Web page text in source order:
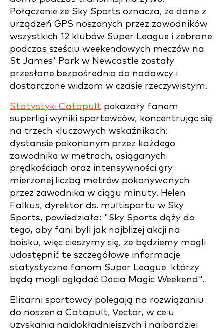
Połączenie ze Sky Sports oznacza, że dane z
urządzeń GPS noszonych przez zawodników
wszystkich 12 klubów Super League i zebrane
podczas sześciu weekendowych meczów na
St James' Park w Newcastle zostały
przesłane bezpośrednio do nadawcy i
dostarczone widzom w czasie rzeczywistym.
Statystyki Catapult pokazały fanom
superligi wyniki sportowców, koncentrując się
na trzech kluczowych wskaźnikach:
dystansie pokonanym przez każdego
zawodnika w metrach, osiąganych
prędkościach oraz intensywności gry
mierzonej liczbą metrów pokonywanych
przez zawodnika w ciągu minuty. Helen
Falkus, dyrektor ds. multisportu w Sky
Sports, powiedziała: "Sky Sports dąży do
tego, aby fani byli jak najbliżej akcji na
boisku, więc cieszymy się, że będziemy mogli
udostępnić te szczegółowe informacje
statystyczne fanom Super League, którzy
będą mogli oglądać Dacia Magic Weekend".
Elitarni sportowcy polegają na rozwiązaniu
do noszenia Catapult, Vector, w celu
uzyskania najdokładniejszych i najbardziej